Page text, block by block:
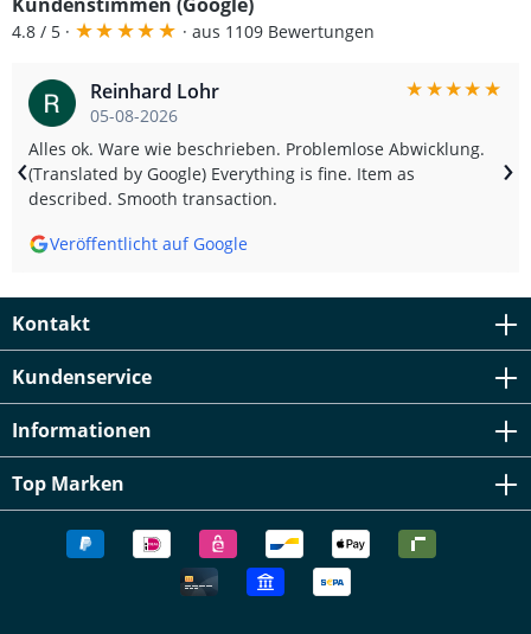
Kundenstimmen (Google)
4.8 / 5 · ★★★★★ · aus 1109 Bewertungen
Reinhard Lohr
05-08-2026
★★★★★
Alles ok. Ware wie beschrieben. Problemlose Abwicklung.
(Translated by Google) Everything is fine. Item as
described. Smooth transaction.
Veröffentlicht auf Google
‹ ›
Kontakt
Kundenservice
Informationen
Top Marken